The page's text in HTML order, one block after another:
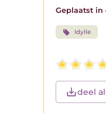
Geplaatst in
Idylle
deel